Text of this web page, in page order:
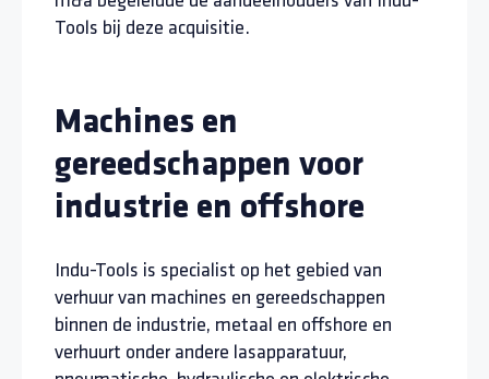
Tools bij deze acquisitie.
Machines en
gereedschappen voor
industrie en offshore
Indu-Tools is specialist op het gebied van
verhuur van machines en gereedschappen
binnen de industrie, metaal en offshore en
verhuurt onder andere lasapparatuur,